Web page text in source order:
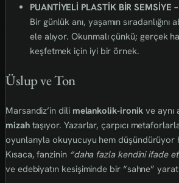
PUANTİYELİ PLASTİK BİR SEMSİYE
Bir günlük anı, yaşamın sıradanlığını
ele alıyor. Okunmalı çünkü; gerçek
keşfetmek için iyi bir örnek.
Üslup ve Ton
Marsandiz’in dili melankolik‑ironik ve aynı
mizahtaşıyor. Yazarlar, çarpıcı
oyunlarıyla okuyucuyu hem düşündürüyor
Kısaca, fanzinin “daha fazla kendini ifade
ve edebiyatın kesişiminde bir “sahne”